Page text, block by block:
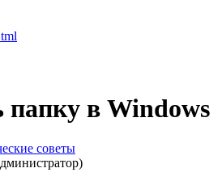
папку в Windows
советы